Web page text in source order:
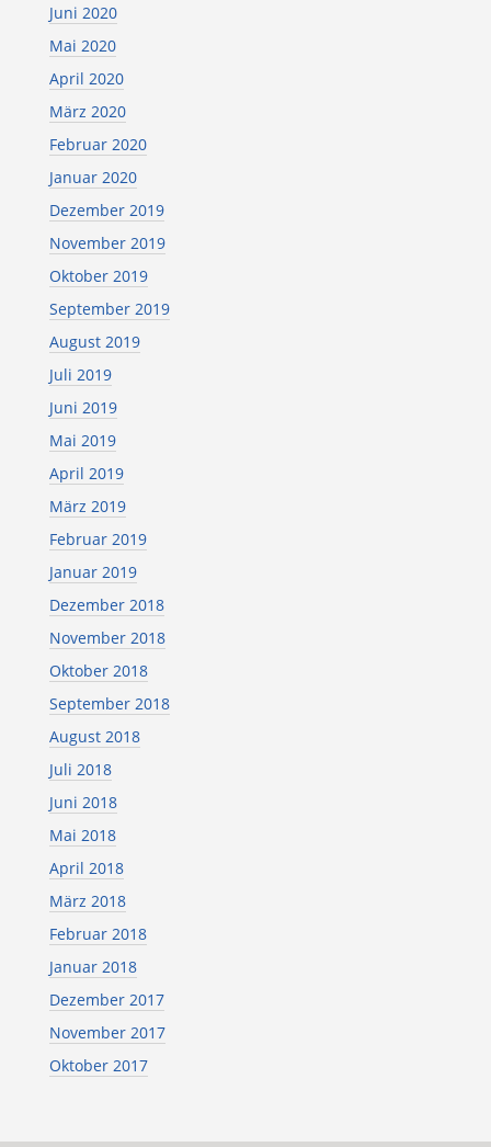
Juni 2020
Mai 2020
April 2020
März 2020
Februar 2020
Januar 2020
Dezember 2019
November 2019
Oktober 2019
September 2019
August 2019
Juli 2019
Juni 2019
Mai 2019
April 2019
März 2019
Februar 2019
Januar 2019
Dezember 2018
November 2018
Oktober 2018
September 2018
August 2018
Juli 2018
Juni 2018
Mai 2018
April 2018
März 2018
Februar 2018
Januar 2018
Dezember 2017
November 2017
Oktober 2017